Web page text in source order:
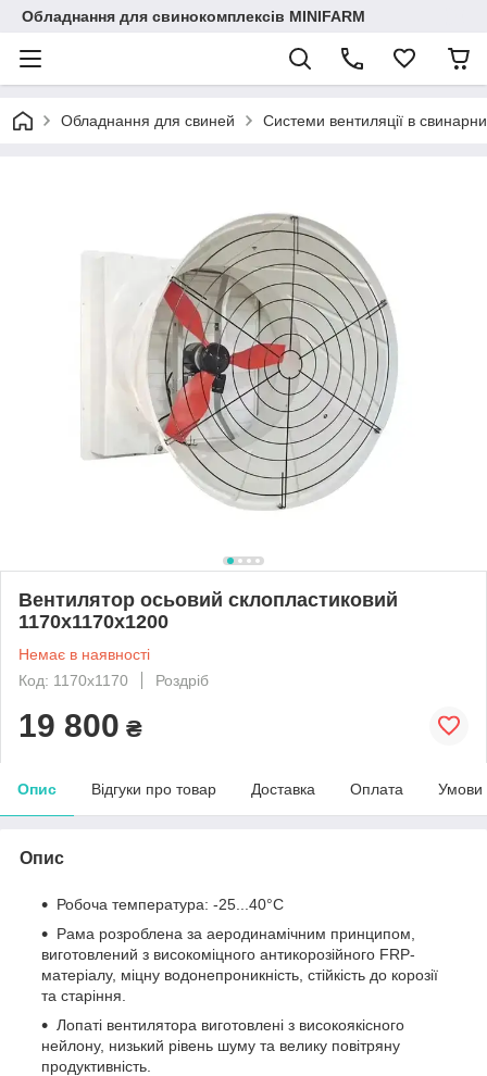
Обладнання для свинокомплексів MINIFARM
Обладнання для свиней Системи вентиляції в
Вентилятор осьовий склопластиковий
1170х1170х1200
Немає в наявності
Код: 1170х1170
Роздріб
19 800 ₴
Опис Відгуки про товар Доставка Оплата Умови
Опис
Робоча температура: -25...40°C
Рама розроблена за аеродинамічним принципом,
виготовлений з високоміцного антикорозійного FRP-
матеріалу, міцну водонепроникність, стійкість до корозії
та старіння.
Лопаті вентилятора виготовлені з високоякісного
нейлону, низький рівень шуму та велику повітряну
продуктивність.